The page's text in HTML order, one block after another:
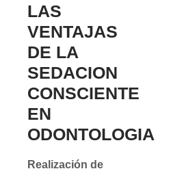
LAS
VENTAJAS
DE LA
SEDACION
CONSCIENTE
EN
ODONTOLOGIA
Realización de